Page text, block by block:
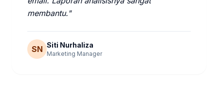
membantu."
SN Siti Nurhaliza
Marketing Manager